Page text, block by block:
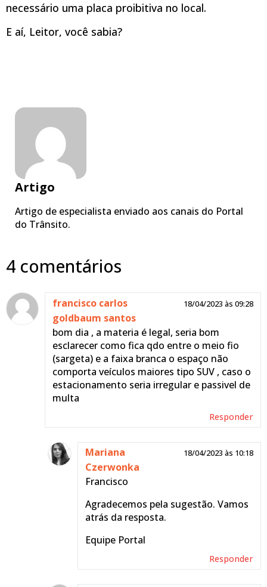
necessário uma placa proibitiva no local.
E aí, Leitor, você sabia?
Artigo
Artigo de especialista enviado aos canais do Portal
do Trânsito.
4 comentários
francisco carlos
goldbaum santos
18/04/2023 às 09:28
bom dia , a materia é legal, seria bom
esclarecer como fica qdo entre o meio fio
(sargeta) e a faixa branca o espaço não
comporta veículos maiores tipo SUV , caso o
estacionamento seria irregular e passivel de
multa
Responder
Mariana
Czerwonka
18/04/2023 às 10:18
Francisco
Agradecemos pela sugestão. Vamos
atrás da resposta.
Equipe Portal
Responder